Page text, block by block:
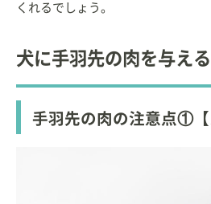
くれるでしょう。
犬に手羽先の肉を与え
手羽先の肉の注意点①【